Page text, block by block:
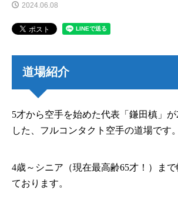
2024.06.08
道場紹介
5才から空手を始めた代表「鎌田槙」が
した、フルコンタクト空手の道場です。
4歳～シニア（現在最高齢65才！）ま
ております。